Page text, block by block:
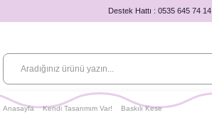
Destek Hattı : 0535 645 74 14
Anasayfa Kendi Tasarımım Var! Baskılı Kese